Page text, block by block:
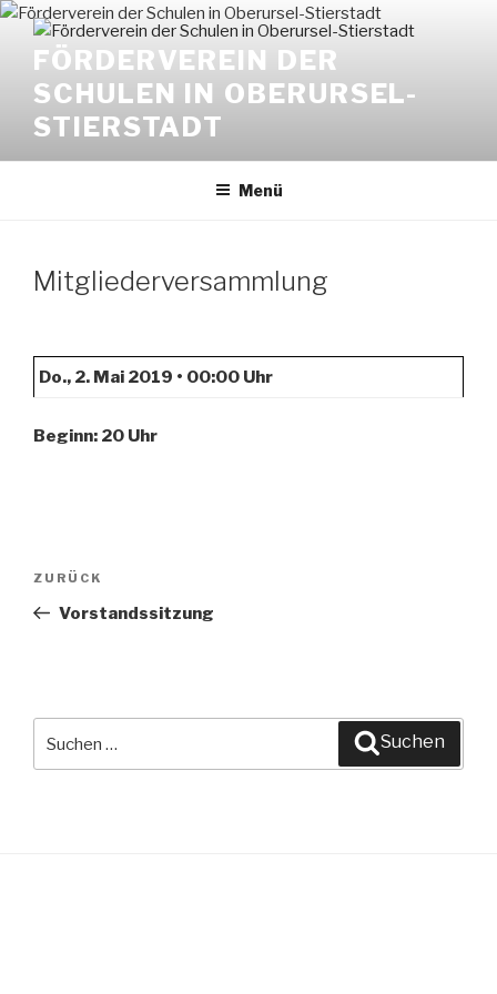
Zum
Inhalt
springen
FÖRDERVEREIN DER
SCHULEN IN OBERURSEL-
STIERSTADT
Menü
Mitgliederversammlung
Do., 2. Mai 2019 • 00:00 Uhr
Beginn: 20 Uhr
Beitragsnavigation
Vorheriger
Beitrag
ZURÜCK
Vorstandssitzung
Suchen